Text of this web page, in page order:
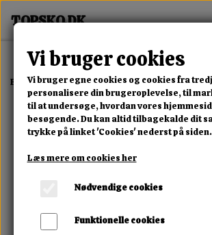
Forside Erotisk Kollektion Alle Produkter
Vi bruger cookies
Vi bruger egne cookies og cookies fra
personalisere din brugeroplevelse, til
til at undersøge, hvordan vores
besøgende. Du kan altid tilbagekalde dit
trykke på linket 'Cookies' nederst på siden.
Læs mere om cookies her
Nødvendige cookies
Funktionelle cookies